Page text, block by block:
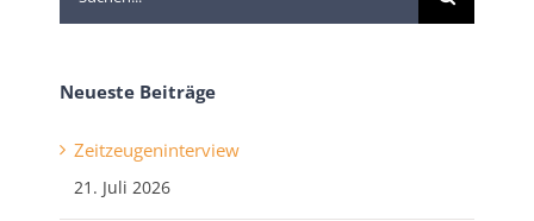
nach:
Neueste Beiträge
Zeitzeugeninterview
21. Juli 2026